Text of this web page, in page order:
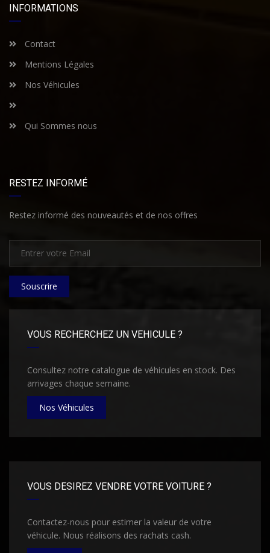
INFORMATIONS
Contact
Mentions Légales
Nos Véhicules
Qui Sommes nous
RESTEZ INFORMÉ
Restez informé des nouveautés et de nos offres
Souscrire
VOUS RECHERCHEZ UN VEHICULE ?
Consultez notre catalogue de véhicules en stock. Des
arrivages chaque semaine.
Nos Véhicules
VOUS DESIREZ VENDRE VOTRE VOITURE ?
Contactez-nous pour estimer la valeur de votre
véhicule. Nous réalisons des rachats cash.